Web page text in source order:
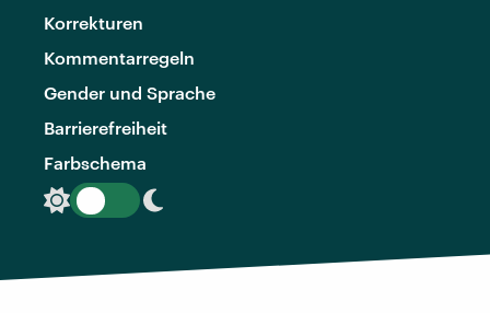
Korrekturen
Kommentarregeln
Gender und Sprache
Barrierefreiheit
Farbschema